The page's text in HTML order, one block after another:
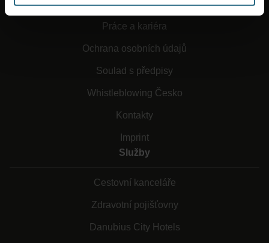
Obchodní podmínky
Práce a kariéra
Ochrana osobních údajů
Soulad s předpisy
Whistleblowing Česko
Kontakty
Imprint
Služby
Cestovní kanceláře
Zdravotní pojišťovny
Danubius City Hotels